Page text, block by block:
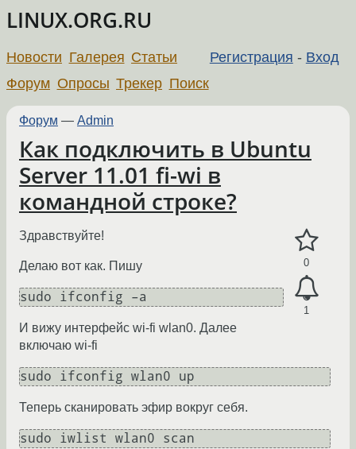
LINUX.ORG.RU
Регистрация - Вход
Новости Галерея Статьи
Форум Опросы Трекер Поиск
Форум — Admin
Как подключить в Ubuntu
Server 11.01 fi-wi в
командной строке?
0
1
Здравствуйте!
Делаю вот как. Пишу
sudo ifconfig –a
И вижу интерфейс wi-fi wlan0. Далее
включаю wi-fi
sudo ifconfig wlan0 up
Теперь сканировать эфир вокруг себя.
sudo iwlist wlan0 scan